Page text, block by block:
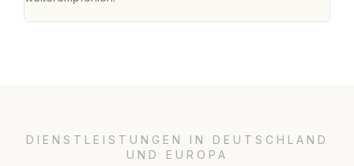
DIENSTLEISTUNGEN IN DEUTSCHLAND
UND EUROPA